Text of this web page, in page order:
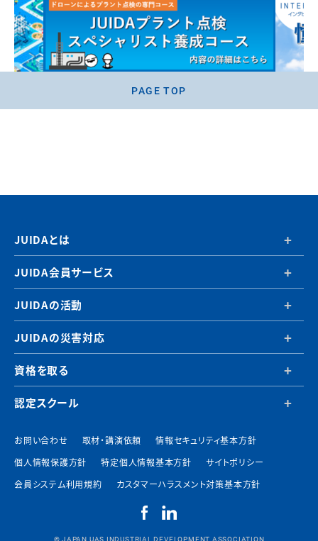
PAGE TOP
JUIDAとは
JUIDA会員サービス
JUIDAの活動
JUIDAの災害対応
資格を取る
認定スクール
お問い合わせ 取材・講演依頼
情報セキュリティ基本方針
個人情報保護方針
特定個人情報基本方針
サイトポリシー
会員システム利用規約
カスタマーハラスメント対策基本方針